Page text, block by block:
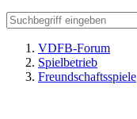
VDFB-Forum
Spielbetrieb
Freundschaftsspiele